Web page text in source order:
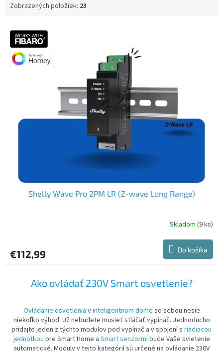
Zobrazených položiek: 23
V
Shelly Wave Pro 2PM LR (Z-wave Long Range)
Skladom (9 ks)
€112,99 Do košíka
Ako ovládať 230V Smart osvetlenie?
Ovládanie osvetlenia vinteligentnom dome so sebou nesie
niekoľko výhod. Už nebudete musieť stláčať vypínač. Jednoducho
pridajte jeden z týchto modulov pod vypínač a v spojení s riadiacou
jednotkou pre Smart Home a Smart senzormi bude Vaše svietenie
automatické. Moduly v tejto kategórií sú určené na ovládanie 230V